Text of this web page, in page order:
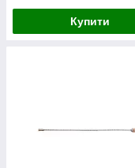
Купити